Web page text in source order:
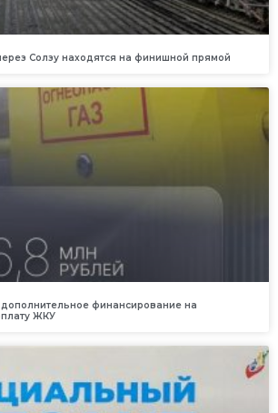
Солзу находятся на финишной прямой
финансирование на
ЖКУ